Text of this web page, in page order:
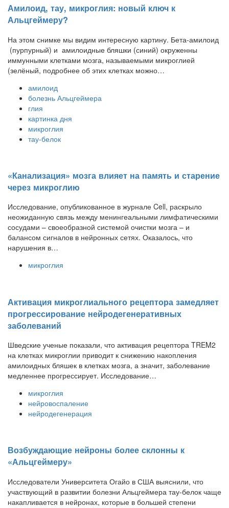
Амилоид, тау, микроглия: новый ключ к
Альцгеймеру?
На этом снимке мы видим интересную картину. Бета-амилоид
(пурпурный) и амилоидные бляшки (синий) окруженны
иммунными клетками мозга, называемыми микроглией
(зелёный, подробнее об этих клетках можно…
амилоид
болезнь Альцгеймера
глия
картинка дня
микроглия
тау-белок
«Канализация» мозга влияет на память и старение
через микроглию
Исследование, опубликованное в журнале Cell, раскрыло
неожиданную связь между менингеальными лимфатическими
сосудами – своеобразной системой очистки мозга – и
балансом сигналов в нейронных сетях. Оказалось, что
нарушения в…
микроглия
Активация микроглиального рецептора замедляет
прогрессирование нейродегенеративных
заболеваний
Шведские ученые показали, что активация рецептора TREM2
на клетках микроглии приводит к снижению накопления
амилоидных бляшек в клетках мозга, а значит, заболевание
медленнее прогрессирует. Исследование…
микроглия
нейровоспаление
нейродегенерация
Возбуждающие нейроны более склонны к
«Альцгеймеру»
Исследователи Университета Огайо в США выяснили, что
участвующий в развитии болезни Альцгеймера тау-белок чаще
накапливается в нейронах, которые в большей степени